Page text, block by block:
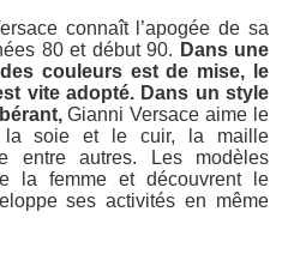
connaît l’apogée de sa
80 et début 90. Dans une
couleurs est de mise, le
vite adopté. Dans un style
Gianni Versace aime le
la soie et le cuir, la maille
entre autres. Les modèles
la femme et découvrent le
ses activités en même